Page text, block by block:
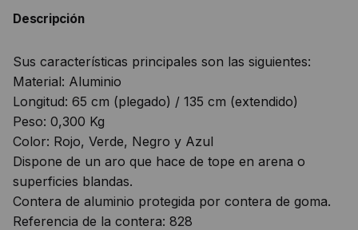
Descripción
Sus características principales son las siguientes:
Material: Aluminio
Longitud: 65 cm (plegado) / 135 cm (extendido)
Peso: 0,300 Kg
Color: Rojo, Verde, Negro y Azul
Dispone de un aro que hace de tope en arena o
superficies blandas.
Contera de aluminio protegida por contera de goma.
Referencia de la contera: 828